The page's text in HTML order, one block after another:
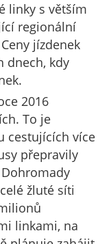
linky s větším
regionální
jízdenek
dnech, kdy
2016
To je
cestujících více
přepravily
žluté síti
linkami, na